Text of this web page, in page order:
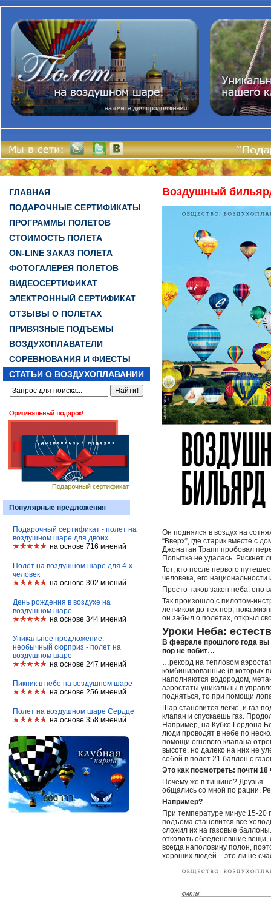
ГЛАВНАЯ
ПОДАРОЧНЫЕ СЕРТИФИКАТЫ
ПРОГРАММЫ ПОЛЕТОВ
СТОИМОСТЬ ПОЛЕТА
ON-LINE ЗАКАЗ ПОЛЕТА
ФОТОГАЛЕРЕЯ ПОЛЕТОВ
ВИДЕОСЕРТИФИКАТ
ЭЛЕКТРОННЫЙ СЕРТИФИКАТ
ОТЗЫВЫ О ПОЛЕТАХ
ПРИВЯЗНЫЕ ПОДЪЕМЫ
ВОЗДУХОПЛАВАТЕЛИ
СОРЕВНОВАНИЯ И ФИЕСТЫ
СТАТЬИ О ВОЗДУХОПЛАВАНИИ
Популярные предложения
Подарочный сертификат - полет на
воздушном шаре для двоих
на основе 716 мнений
Полет на воздушном шаре для 4-х
человек
на основе 302 мнений
День рождения в воздухе на
воздушном шаре
на основе 344 мнений
Уникальное предложение:
необычный сюрприз - полет на
воздушном шаре
на основе 247 мнений
Пикник в небе на воздушном шаре
на основе 256 мнений
Полет на воздушном шаре Сердце
на основе 358 мнений
Воздушный
Он поднялся в воздух на
“Вверх”, где старик вместе с
Джонатан Трапп пробовал
Попытка не удалась.
Тот, кто после первого
человека, его национальности
Просто таков закон неба: оно
Так произошло с пилотом-
летчиком до тех пор, пока
он забыл о полетах, открыл
Уроки Неба:
В феврале прошлого года вы
пор не побит…
…рекорд на тепловом
комбинированные (в которых
наполняются водородом,
аэростаты уникальны в
подняться, то при помощи
Шар становится легче, и газ
клапан и спускаешь газ.
Например, на Кубке Гордона
люди проводят в небе по
помощи огневого клапана
высоте, но далеко на них не
собой в полет 21 баллон с
Это как посмотреть: почти
Почему же в тишине? Друзья
общались со мной по рации.
Например?
При температуре минус 15-20
подъема становится все
сложил их на газовые
отколоть обледеневшие вещи,
всегда наполовину полон,
хороших людей – это ли не